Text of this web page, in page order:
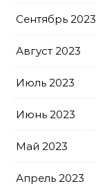
Сентябрь 2023
Август 2023
Июль 2023
Июнь 2023
Май 2023
Апрель 2023